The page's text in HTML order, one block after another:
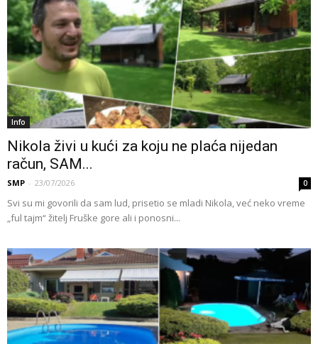
Info
Nikola živi u kući za koju ne plaća nijedan
račun, SAM...
SMP - 23/07/2026 0
Svi su mi govorili da sam lud, prisetio se mladi Nikola, već neko vreme
„ful tajm“ žitelj Fruške gore ali i ponosni...